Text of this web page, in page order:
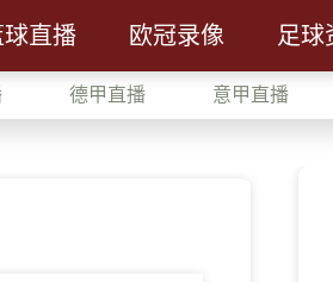
球直播 欧冠录像 足球
德甲直播 意甲直播